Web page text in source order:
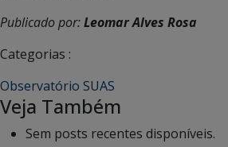
Publicado por:Leomar Alves Rosa
Categorias :
Observatório SUAS
Veja Também
Sem posts recentes disponíveis.